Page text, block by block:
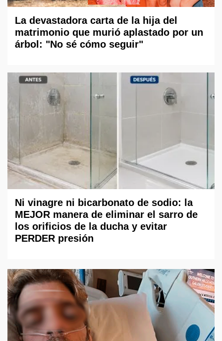
La devastadora carta de la hija del
matrimonio que murió aplastado por un
árbol: "No sé cómo seguir"
Ni vinagre ni bicarbonato de sodio: la
MEJOR manera de eliminar el sarro de
los orificios de la ducha y evitar
PERDER presión